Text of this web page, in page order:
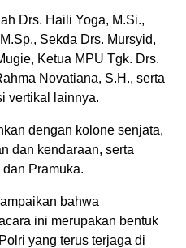
Drs. Haili Yoga, M.Si.,
Sekda Drs. Mursyid,
Ketua MPU Tgk. Drs.
Novatiana, S.H., serta
vertikal lainnya.
dengan kolone senjata,
dan kendaraan, serta
Pramuka.
bahwa
ini merupakan bentuk
yang terus terjaga di